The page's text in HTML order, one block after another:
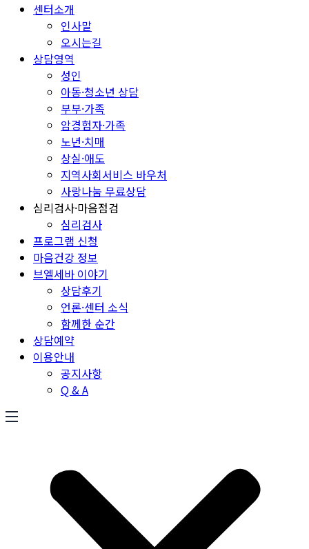
센터소개
인사말
오시는길
상담영역
성인
아동·청소년 상담
부부·가족
암경험자·가족
노년·치매
상실·애도
지역사회서비스 바우처
사랑나눔 무료상담
심리검사·마음점검
심리검사
프로그램 신청
마음건강 정보
브엘세바 이야기
상담후기
언론·센터 소식
함께한 순간
상담예약
이용안내
공지사항
Q & A